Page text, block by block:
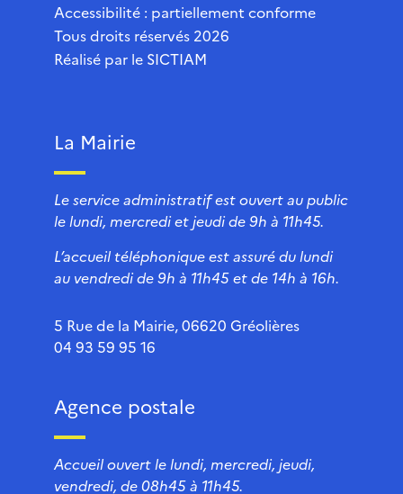
Accessibilité : partiellement conforme
Tous droits réservés 2026
Réalisé par le SICTIAM
La Mairie
Le service administratif est ouvert au public
le lundi, mercredi et jeudi de 9h à 11h45.
L’accueil téléphonique est assuré du lundi
au vendredi de 9h à 11h45 et de 14h à 16h.
5 Rue de la Mairie, 06620 Gréolières
04 93 59 95 16
Agence postale
Accueil ouvert le lundi, mercredi, jeudi,
vendredi, de 08h45 à 11h45.